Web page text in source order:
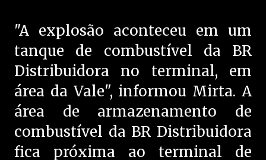
"A explosão aconteceu em um
tanque de combustível da BR
Distribuidora no terminal, em
área da Vale", informou Mirta. A
área de armazenamento de
combustível da BR Distribuidora
fica próxima ao terminal de